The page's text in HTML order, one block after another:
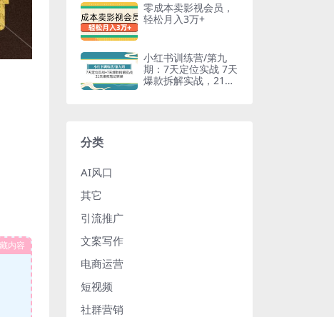
内容
零成本卖影视会员，
轻松月入3万+
小红书训练营/第九
期：7天定位实战 7天
爆款拆解实战，21天
分类
AI风口
其它
引流推广
文案写作
电商运营
短视频
社群营销